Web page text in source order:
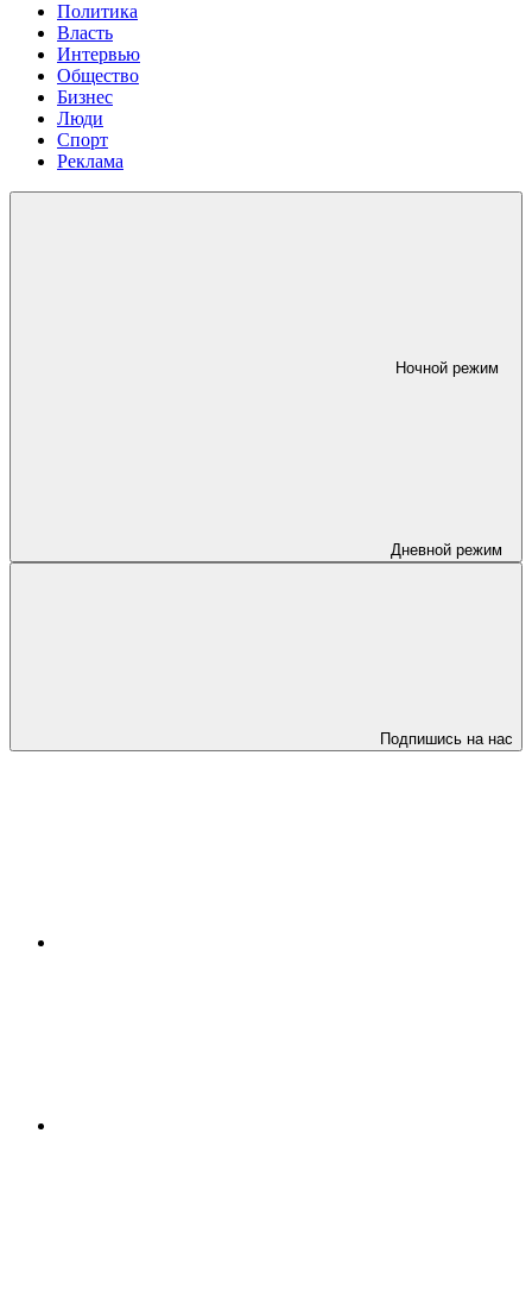
Политика
Власть
Интервью
Общество
Бизнес
Люди
Спорт
Реклама
Ночной режим
Дневной режим
Подпишись на нас